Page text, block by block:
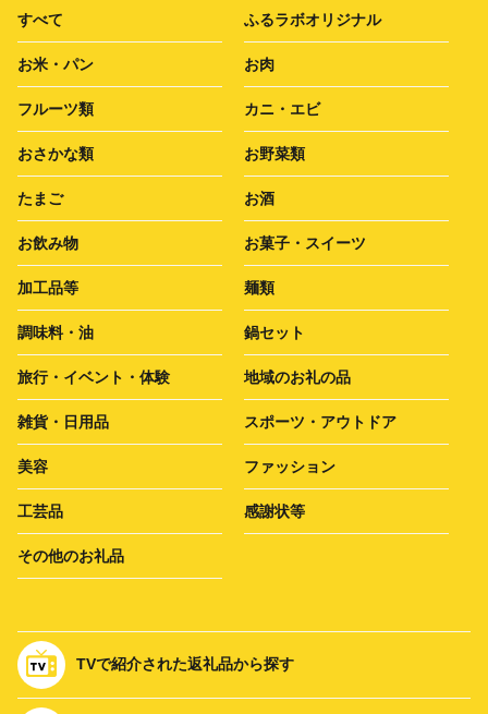
すべて ふるラボオリジナル
お米・パン お肉
フルーツ類 カニ・エビ
おさかな類 お野菜類
たまご お酒
お飲み物 お菓子・スイーツ
加工品等 麺類
調味料・油 鍋セット
旅行・イベント・体験 地域のお礼の品
雑貨・日用品 スポーツ・アウトドア
美容 ファッション
工芸品 感謝状等
その他のお礼品
TVで紹介された返礼品から探す